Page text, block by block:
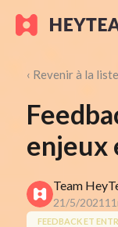
‹ Revenir à la
enjeux
Team
21/5/2021 11
FEEDBACK ET